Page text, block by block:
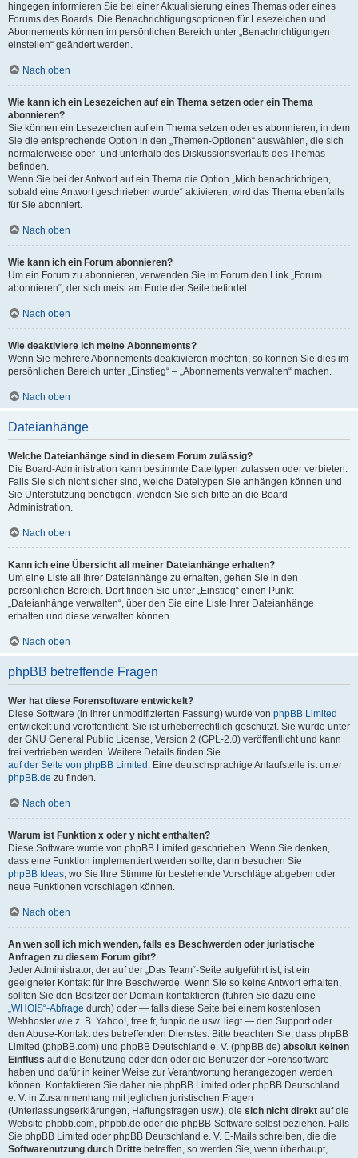
hingegen informieren Sie bei einer Aktualisierung eines Themas oder eines
Forums des Boards. Die Benachrichtigungsoptionen für Lesezeichen und
Abonnements können im persönlichen Bereich unter „Benachrichtigungen
einstellen“ geändert werden.
Nach oben
Wie kann ich ein Lesezeichen auf ein Thema setzen oder ein Thema
abonnieren?
Sie können ein Lesezeichen auf ein Thema setzen oder es abonnieren, in dem
Sie die entsprechende Option in den „Themen-Optionen“ auswählen, die sich
normalerweise ober- und unterhalb des Diskussionsverlaufs des Themas
befinden.
Wenn Sie bei der Antwort auf ein Thema die Option „Mich benachrichtigen,
sobald eine Antwort geschrieben wurde“ aktivieren, wird das Thema ebenfalls
für Sie abonniert.
Nach oben
Wie kann ich ein Forum abonnieren?
Um ein Forum zu abonnieren, verwenden Sie im Forum den Link „Forum
abonnieren“, der sich meist am Ende der Seite befindet.
Nach oben
Wie deaktiviere ich meine Abonnements?
Wenn Sie mehrere Abonnements deaktivieren möchten, so können Sie dies im
persönlichen Bereich unter „Einstieg“ – „Abonnements verwalten“ machen.
Nach oben
Dateianhänge
Welche Dateianhänge sind in diesem Forum zulässig?
Die Board-Administration kann bestimmte Dateitypen zulassen oder verbieten.
Falls Sie sich nicht sicher sind, welche Dateitypen Sie anhängen können und
Sie Unterstützung benötigen, wenden Sie sich bitte an die Board-
Administration.
Nach oben
Kann ich eine Übersicht all meiner Dateianhänge erhalten?
Um eine Liste all Ihrer Dateianhänge zu erhalten, gehen Sie in den
persönlichen Bereich. Dort finden Sie unter „Einstieg“ einen Punkt
„Dateianhänge verwalten“, über den Sie eine Liste Ihrer Dateianhänge
erhalten und diese verwalten können.
Nach oben
phpBB betreffende Fragen
Wer hat diese Forensoftware entwickelt?
Diese Software (in ihrer unmodifizierten Fassung) wurde von phpBB Limited
entwickelt und veröffentlicht. Sie ist urheberrechtlich geschützt. Sie wurde unter
der GNU General Public License, Version 2 (GPL-2.0) veröffentlicht und kann
frei vertrieben werden. Weitere Details finden Sie
auf der Seite von phpBB Limited . Eine deutschsprachige Anlaufstelle ist unter
phpBB.de zu finden.
Nach oben
Warum ist Funktion x oder y nicht enthalten?
Diese Software wurde von phpBB Limited geschrieben. Wenn Sie denken,
dass eine Funktion implementiert werden sollte, dann besuchen Sie
phpBB Ideas, wo Sie Ihre Stimme für bestehende Vorschläge abgeben oder
neue Funktionen vorschlagen können.
Nach oben
An wen soll ich mich wenden, falls es Beschwerden oder juristische
Anfragen zu diesem Forum gibt?
Jeder Administrator, der auf der „Das Team“-Seite aufgeführt ist, ist ein
geeigneter Kontakt für Ihre Beschwerde. Wenn Sie so keine Antwort erhalten,
sollten Sie den Besitzer der Domain kontaktieren (führen Sie dazu eine
„WHOIS“-Abfrage durch) oder — falls diese Seite bei einem kostenlosen
Webhoster wie z. B. Yahoo!, free.fr, funpic.de usw. liegt — den Support oder
den Abuse-Kontakt des betreffenden Dienstes. Bitte beachten Sie, dass phpBB
Limited (phpBB.com) und phpBB Deutschland e. V. (phpBB.de) absolut keinen
Einfluss auf die Benutzung oder den oder die Benutzer der Forensoftware
haben und dafür in keiner Weise zur Verantwortung herangezogen werden
können. Kontaktieren Sie daher nie phpBB Limited oder phpBB Deutschland
e. V. in Zusammenhang mit jeglichen juristischen Fragen
(Unterlassungserklärungen, Haftungsfragen usw.), die sich nicht direkt auf die
Website phpbb.com, phpbb.de oder die phpBB-Software selbst beziehen. Falls
Sie phpBB Limited oder phpBB Deutschland e. V. E-Mails schreiben, die die
Softwarenutzung durch Dritte betreffen, so werden Sie, wenn überhaupt,